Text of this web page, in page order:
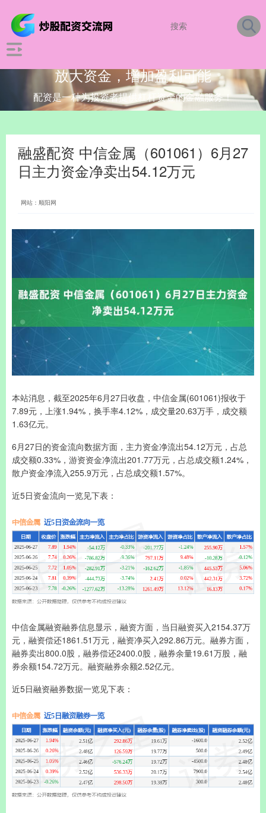
放大资金，增加盈利可能
配资是一种为投资者提供杠杆资金的金融服务！
融盛配资 中信金属（601061）6月27
日主力资金净卖出54.12万元
网站：顺阳网
本站消息，截至2025年6月27日收盘，中信金属(601061)报收于
7.89元，上涨1.94%，换手率4.12%，成交量20.63万手，成交额
1.63亿元。
6月27日的资金流向数据方面，主力资金净流出54.12万元，占总
成交额0.33%，游资资金净流出201.77万元，占总成交额1.24%，
散户资金净流入255.9万元，占总成交额1.57%。
近5日资金流向一览见下表：
中信金属融资融券信息显示，融资方面，当日融资买入2154.37万
元，融资偿还1861.51万元，融资净买入292.86万元。融券方面，
融券卖出800.0股，融券偿还2400.0股，融券余量19.61万股，融
券余额154.72万元。融资融券余额2.52亿元。
近5日融资融券数据一览见下表：